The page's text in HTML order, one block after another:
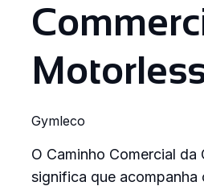
Gymleco
O Caminho Comercial
significa que acompanha